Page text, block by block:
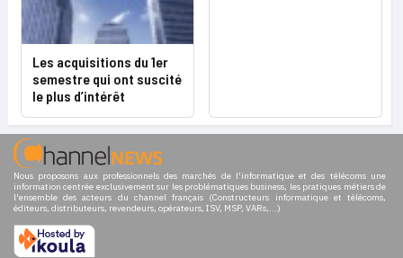
Les acquisitions du 1er
semestre qui ont suscité
le plus d’intérêt
Nous proposons aux professionnels des marchés de l'informatique et des télécoms une
information centrée exclusivement sur les problématiques business, les pratiques métiers de
l'ensemble des acteurs du channel français (Constructeurs informatique et télécoms,
éditeurs, distributeurs, revendeurs, opérateurs, ISV, MSP, VARs,...)